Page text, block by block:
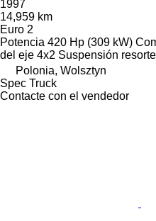
1997
14,959 km
Euro 2
Potencia 420 Hp (309 kW)
del eje 4x2 Suspensión
Polonia, Wolsztyn
Spec Truck
Contacte con el vendedor